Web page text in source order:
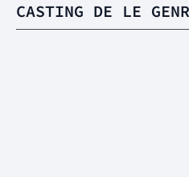
CASTING DE LE